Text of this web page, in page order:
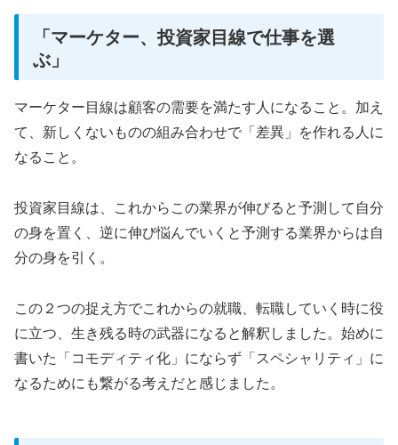
「マーケター、投資家目線で仕事を選
ぶ」
マーケター目線は顧客の需要を満たす人になること。加え
て、新しくないものの組み合わせで「差異」を作れる人に
なること。
投資家目線は、これからこの業界が伸びると予測して自分
の身を置く、逆に伸び悩んでいくと予測する業界からは自
分の身を引く。
この２つの捉え方でこれからの就職、転職していく時に役
に立つ、生き残る時の武器になると解釈しました。始めに
書いた「コモディティ化」にならず「スペシャリティ」に
なるためにも繋がる考えだと感じました。